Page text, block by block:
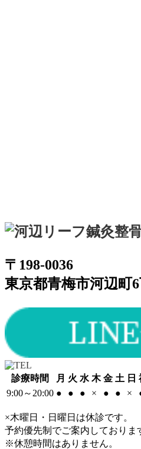
〒198-0036
東京都青梅市河辺町6
診療時間 月 火 水 木 金 土 日
9:00～20:00 ● ● ● × ● ● ×
×木曜日・日曜日は休診です。
予約優先制でご案内しておりま
※休憩時間はありません。